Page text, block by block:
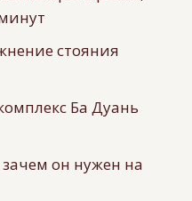
стояния
Ба Дуань
зачем он нужен на